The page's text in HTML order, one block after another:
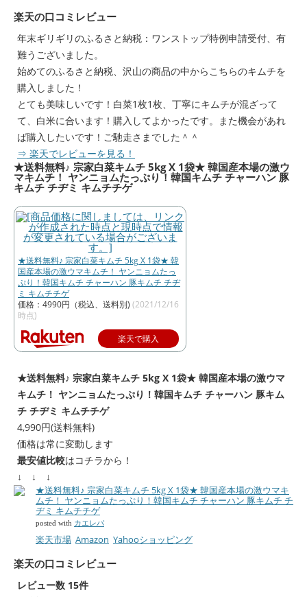
楽天の口コミレビュー
年末ギリギリのふるさと納税：ワンストップ特例申請受付、有
難うございました。
始めてのふるさと納税、沢山の商品の中からこちらのキムチを
購入しました！
とても美味しいです！白菜1枚1枚、丁寧にキムチが混ざって
て、白米に合います！購入してよかったです。また機会があれ
ば購入したいです！ご馳走さまでした＾＾
⇒ 楽天でレビューを見る！
★送料無料♪ 宗家白菜キムチ 5kg X 1袋★ 韓国産本場の激ウ
マキムチ！ ヤンニョムたっぷり！韓国キムチ チャーハン 豚
キムチ チヂミ キムチチゲ
★送料無料♪ 宗家白菜キムチ 5kg X 1袋★ 韓
国産本場の激ウマキムチ！ ヤンニョムたっ
ぷり！韓国キムチ チャーハン 豚キムチ チヂ
ミ キムチチゲ
価格：4990円（税込、送料別) (2021/12/16
時点)
楽天で購入
★送料無料♪ 宗家白菜キムチ 5kg X 1袋★ 韓国産本場の激ウマ
キムチ！ ヤンニョムたっぷり！韓国キムチ チャーハン 豚キム
チ チヂミ キムチチゲ
4,990円(送料無料)
価格は常に変動します
最安値比較はコチラから！
↓ ↓ ↓
★送料無料♪ 宗家白菜キムチ 5kg X 1袋★ 韓国産本場の激ウマキ
ムチ！ ヤンニョムたっぷり！韓国キムチ チャーハン 豚キムチ チ
ヂミ キムチチゲ
posted with カエレバ
楽天市場 Amazon Yahooショッピング
楽天の口コミレビュー
レビュー数 15件